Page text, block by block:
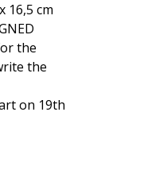
16,5 cm
the
the
on 19th